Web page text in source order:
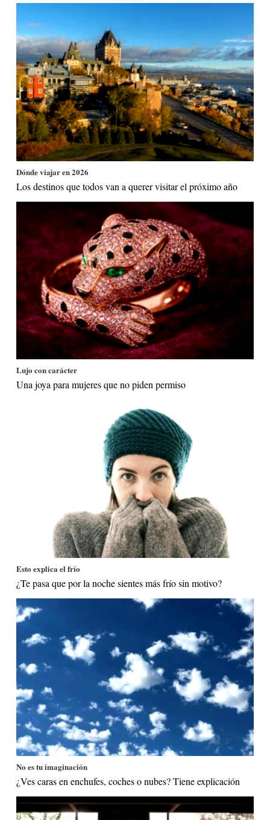
Dónde viajar en 2026
Los destinos que todos van a querer visitar el próximo año
Lujo con carácter
Una joya para mujeres que no piden permiso
Esto explica el frío
¿Te pasa que por la noche sientes más frío sin motivo?
No es tu imaginación
¿Ves caras en enchufes, coches o nubes? Tiene explicación